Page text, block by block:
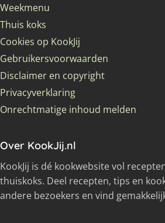
Weekmenu
Thuis koks
Cookies op KookJij
Gebruikersvoorwaarden
Disclaimer en copyright
Privacyverklaring
Onrechtmatige inhoud melden
Over KookJij.nl
KookJij is dé kookwebsite vol
thuiskoks. Deel recepten, tips en
andere bezoekers en vind